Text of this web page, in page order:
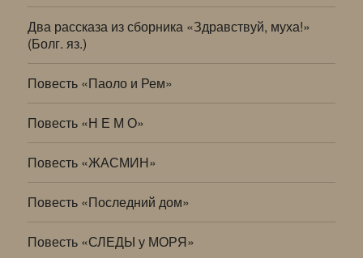
Два рассказа из сборника «Здравствуй, муха!»
(Болг. яз.)
Повесть «Паоло и Рем»
Повесть «Н Е М О»
Повесть «ЖАСМИН»
Повесть «Последний дом»
Повесть «СЛЕДЫ у МОРЯ»